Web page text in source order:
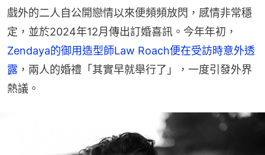
戲外的二人自公開戀情以來便頻頻放閃，感情非常穩
定，並於2024年12月傳出訂婚喜訊。今年年初，
Zendaya的御用造型師Law Roach便在受訪時意外透
露 ，兩人的婚禮「其實早就舉行了」，一度引發外界
熱議。